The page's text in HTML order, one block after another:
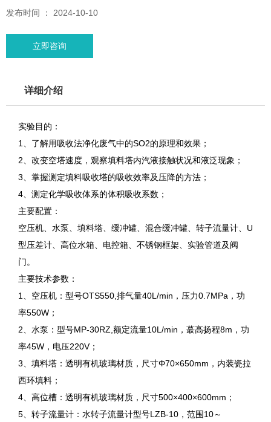
发布时间 ： 2024-10-10
立即咨询
详细介绍
实验目的：
1、了解用吸收法净化废气中的SO2的原理和效果；
2、改变空塔速度，观察填料塔内汽液接触状况和液泛现象；
3、掌握测定填料吸收塔的吸收效率及压降的方法；
4、测定化学吸收体系的体积吸收系数；
主要配置：
空压机、水泵、填料塔、缓冲罐、混合缓冲罐、转子流量计、U
型压差计、高位水箱、电控箱、不锈钢框架、实验管道及阀
门。
主要技术参数：
1、空压机：型号OTS550,排气量40L/min，压力0.7MPa，功
率550W；
2、水泵：型号MP-30RZ,额定流量10L/min，蕞高扬程8m，功
率45W，电压220V；
3、填料塔：透明有机玻璃材质，尺寸Φ70×650mm，内装瓷拉
西环填料；
4、高位槽：透明有机玻璃材质，尺寸500×400×600mm；
5、转子流量计：水转子流量计型号LZB-10，范围10～